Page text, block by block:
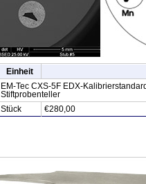
Einheit
EM-Tec CXS-5F EDX-
Stiftprobenteller
Stück
€280,00